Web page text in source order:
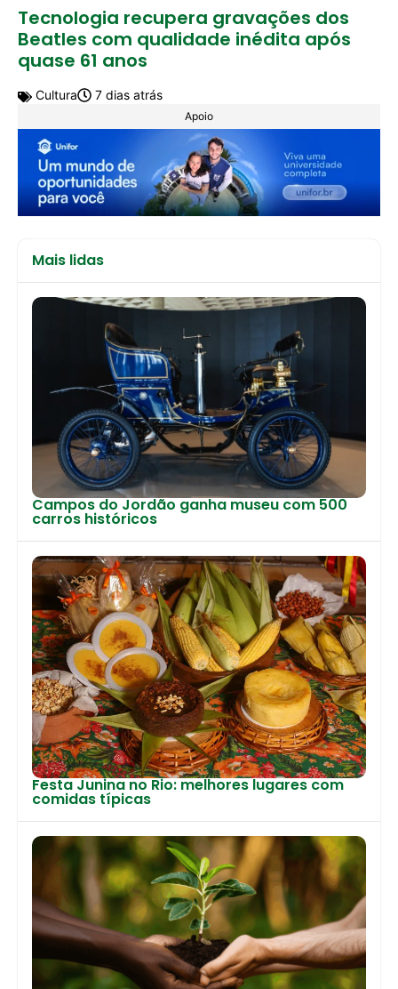
Tecnologia recupera gravações dos
Beatles com qualidade inédita após
quase 61 anos
Cultura 7 dias atrás
Apoio
Mais lidas
Campos do Jordão ganha museu com 500
carros históricos
Festa Junina no Rio: melhores lugares com
comidas típicas